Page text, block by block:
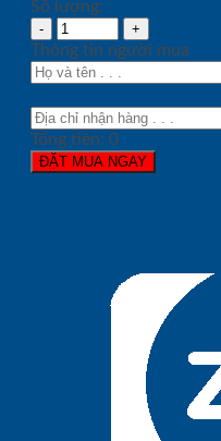
Số lượng:
Thông tin người mua
Tổng tiền: 0
ĐẶT MUA NGAY